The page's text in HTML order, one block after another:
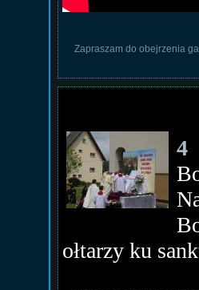
Zapraszam do obejrzenia
4
ołtarzy ku